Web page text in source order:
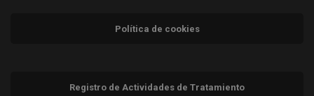
Política de cookies
Registro de Actividades de Tratamiento